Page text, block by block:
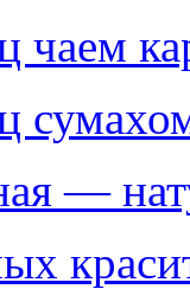
чаем
—